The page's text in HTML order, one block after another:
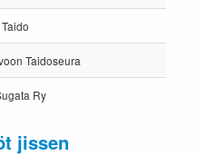
Taidoseura
Ry
jissen